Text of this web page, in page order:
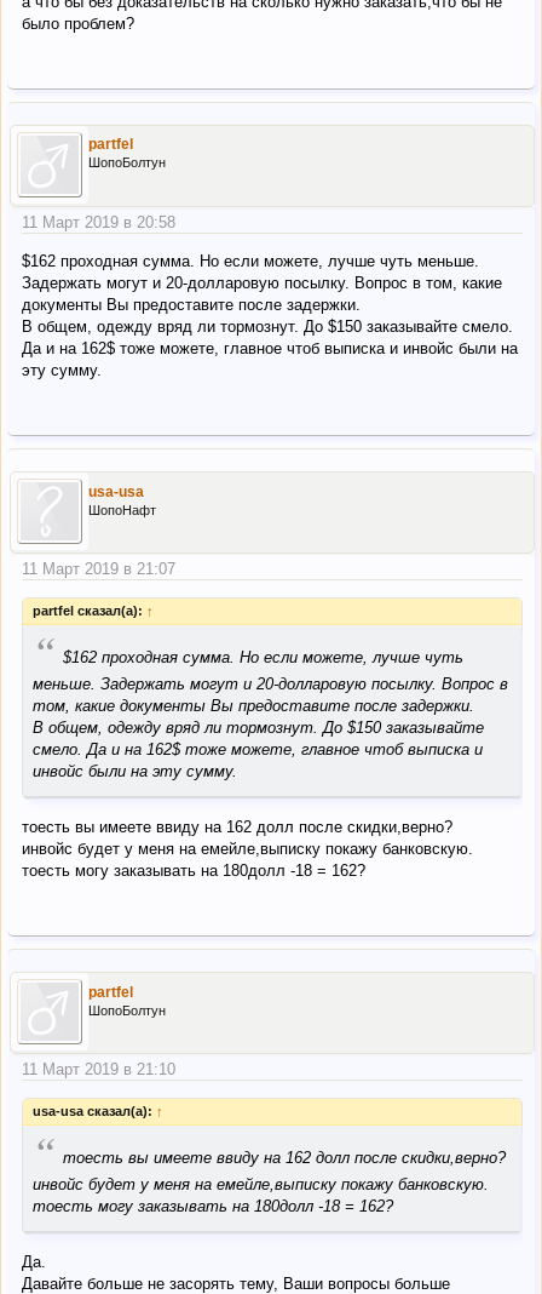
было проблем?
partfel
ШопоБолтун
11 Март 2019 в 20:58
$162 проходная сумма. Но если можете, лучше чуть меньше.
Задержать могут и 20-долларовую посылку. Вопрос в том, какие
документы Вы предоставите после задержки.
В общем, одежду вряд ли тормознут. До $150 заказывайте смело.
Да и на 162$ тоже можете, главное чтоб выписка и инвойс были на
эту сумму.
usa-usa
ШопоНафт
11 Март 2019 в 21:07
partfel сказал(а): ↑
“ $162 проходная сумма. Но если можете, лучше чуть
меньше. Задержать могут и 20-долларовую посылку. Вопрос в
том, какие документы Вы предоставите после задержки.
В общем, одежду вряд ли тормознут. До $150 заказывайте
смело. Да и на 162$ тоже можете, главное чтоб выписка и
инвойс были на эту сумму.
тоесть вы имеете ввиду на 162 долл после скидки,верно?
инвойс будет у меня на емейле,выписку покажу банковскую.
тоесть могу заказывать на 180долл -18 = 162?
partfel
ШопоБолтун
11 Март 2019 в 21:10
usa-usa сказал(а): ↑
“ тоесть вы имеете ввиду на 162 долл после скидки,верно?
инвойс будет у меня на емейле,выписку покажу банковскую.
тоесть могу заказывать на 180долл -18 = 162?
Да.
Давайте больше не засорять тему, Ваши вопросы больше